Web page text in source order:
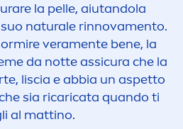
la pelle, aiutandola
naturale rinnovamento.
veramente bene, la
da notte assicura che la
liscia e abbia un aspetto
sia ricaricata quando ti
al mattino.